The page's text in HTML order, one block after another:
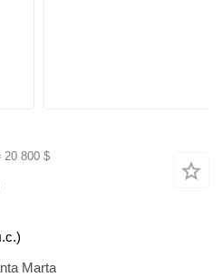
20 800 $
Marta